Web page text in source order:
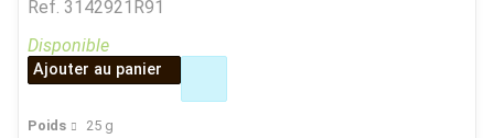
Ref. 3142921R91
Poids 25 g
Disponible
Ajouter au panier